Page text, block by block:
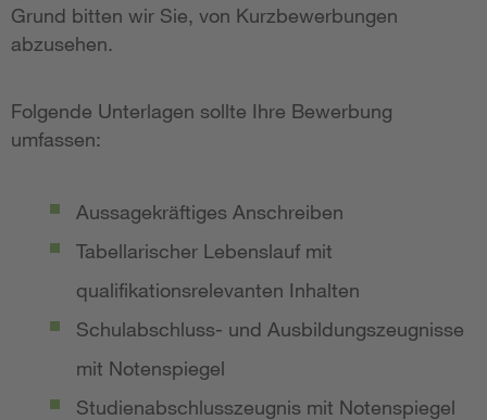
Grund bitten wir Sie, von Kurzbewerbungen
abzusehen.
Folgende Unterlagen sollte Ihre Bewerbung
umfassen:
Aussagekräftiges Anschreiben
Tabellarischer Lebenslauf mit
qualifikationsrelevanten Inhalten
Schulabschluss- und Ausbildungszeugnisse
mit Notenspiegel
Studienabschlusszeugnis mit Notenspiegel